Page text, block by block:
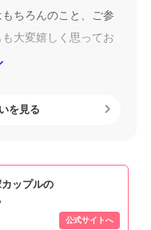
ちろんのこと、ご参
大変嬉しく思ってお
。
はもちろんのこと、
長い人生の中で節目
く100年を迎えま
を見る
ップルの